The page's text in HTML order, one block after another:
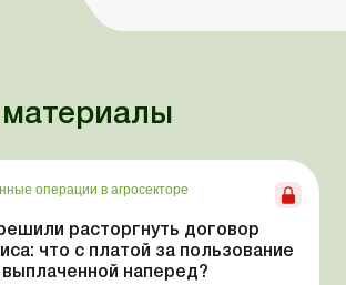
операции в агросекторе
расторгнуть договор
что с платой за пользование
выплаченной наперед?